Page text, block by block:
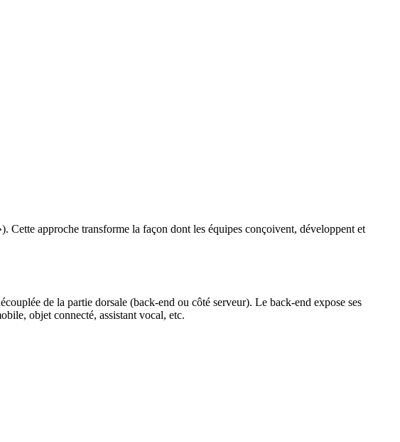
Cette approche transforme la façon dont les équipes conçoivent, développent et
de la partie dorsale (back-end ou côté serveur). Le back-end expose ses
objet connecté, assistant vocal, etc.